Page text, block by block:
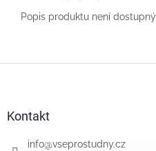
Popis produktu není dostupný
Kontakt
info@vseprostudny.cz